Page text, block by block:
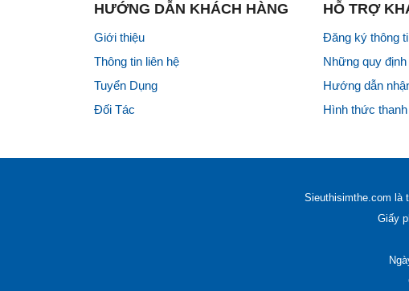
HƯỚNG DẪN KHÁCH HÀNG
Giới thiệu
Thông tin liên hệ
Tuyển Dụng
Đối Tác
HỖ TRỢ
Đăng ký thông
Những quy
Hướng dẫn
Hình thức
Sieuthisimthe.com là
Giấy